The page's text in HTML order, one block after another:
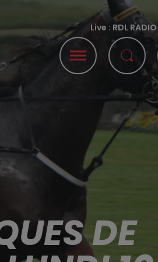
Live : RDL RADIO
DE